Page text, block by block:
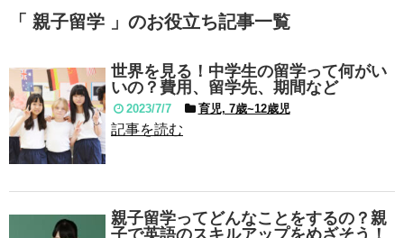
「 親子留学 」のお役立ち記事一覧
世界を見る！中学生の留学って何がい
いの？費用、留学先、期間など
2023/7/7 育児, 7歳~12歳児
記事を読む
親子留学ってどんなことをするの？親
子で英語のスキルアップをめざそう！